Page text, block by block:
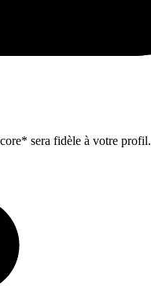
sera fidèle à votre profil.